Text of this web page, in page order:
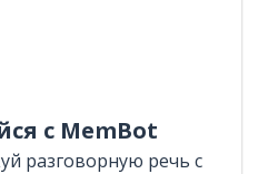
с MemBot
разговорную речь с